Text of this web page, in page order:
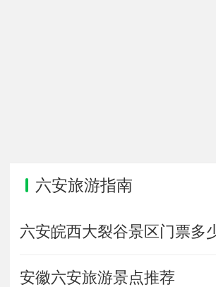
六安旅游指南
六安皖西大裂谷景区门票多
安徽六安旅游景点推荐